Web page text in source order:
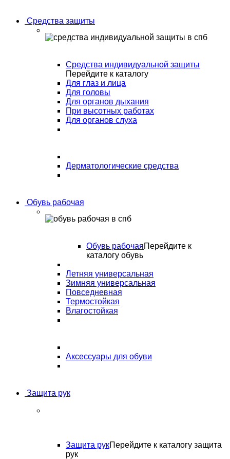
Средства защиты
Средства индивидуальной защиты
Перейдите к каталогу
Для глаз и лица
Для головы
Для органов дыхания
При высотных работах
Для органов слуха
Дерматологические средства
Обувь рабочая
Обувь рабочаяПерейдите к
каталогу обувь
Летняя универсальная
Зимняя универсальная
Повседневная
Термостойкая
Влагостойкая
Аксессуары для обуви
Защита рук
Защита рукПерейдите к каталогу защита
рук